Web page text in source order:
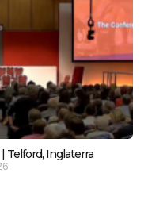
Telford, Inglaterra